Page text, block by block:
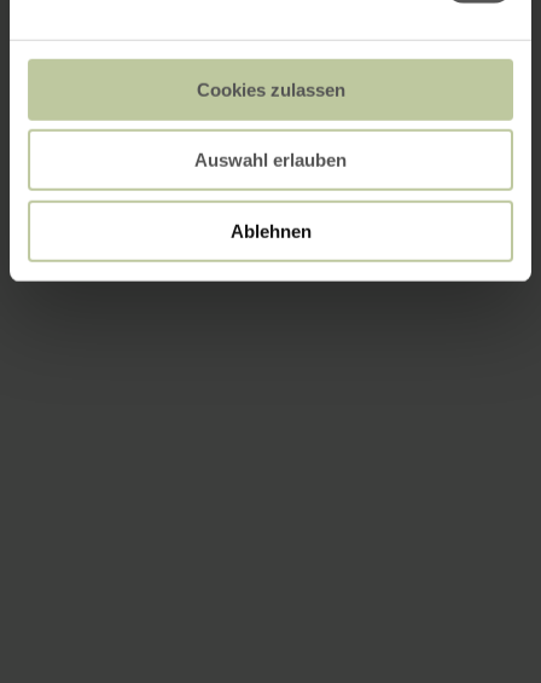
Cookies zulassen
Auswahl erlauben
Ablehnen